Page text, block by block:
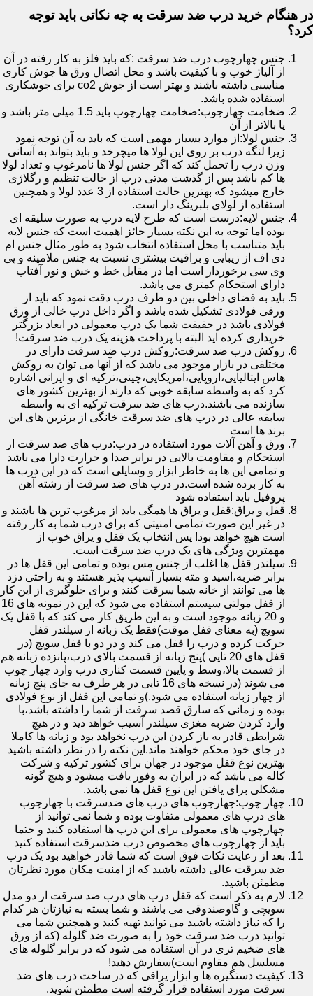
در هنگام خرید درب ضد سرقت به چه نکاتی باید توجه
کرد؟
جنس چهارچوب درب ضد سرقت :که باید فلز به کار رفته در آن
از آلیاژ خوب و با کیفیت باشد و محل اتصال ورق ها جوش کاری
مناسبی داشته باشند و بهتر است از جوش co2 برای جوشکاری
استفاده شده باشد.
ضخامت چهارچوب:ضخامت چهارچوب باید 1.5 میلی متر باشد و
یا بالاتر از آن
جنس لولا:از موارد بسیار مهمی است که باید به آن توجه نمود
زیرا لنگه درب بر روی این لولا ها میچرخد و باید بتواند به آسانی
وزن درب را تحمل کند که اگر جنس لولا ها نامرغوب و تعداد لولا
ها کم باشد پس از گذشت مدتی درب از حالت تنظیم و رگلاژی
خارج میشود که بهترین حالت استفاده از 3 عدد لولا و همچنین
استفاده از لولای بلبرینگ دار است.
جنس لایه:درست است که طرح لایه درب به صورت سلیقه ای
بوده اما توجه به این نکته بسیار حائز اهمیت است که جنس لایه
باید متناسب با محل استفاده انتخاب شود به طور مثال جنس ام
دی اف از زیبایی و براقیت بیشتری نسبت به جنس ملامینه و پی
وی سی برخوردار است اما در مقابل خط و خش و نور آفتاب
دارای استحکام کمتری می باشد.
باید به فضای داخلی بین دو طرف درب دقت نمود که باید از
ورقی فولادی تشکیل شده باشد و اگر داخل درب خالی از ورق
فولادی باشد در حقیقت شما یک درب معمولی در ابعاد بزرگتر
خریداری کرده اید البته با پرداخت هزینه یک درب ضد سرقت!
روکش درب ضد سرقت:روکش درب ضد سرقت دارای در
مختلفی در بازار موجود می باشد که از آنها می توان به روکش
هاس ایتالیایی،اروپایی،آمریکایی،چینی،ترکیه ای و ایرانی اشاره
کرد که به واسطه سابقه خوبی که دارند از بهترین کشور های
سازنده می باشند.درب های ضد سرقت ترکیه ای به واسطه
سابقه عالی در درب های ضد سرقت خانگی از برترین های این
برند ها است
ورق و آهن آلات مورد استفاده در درب:درب های ضد سرقت از
استحکام و مقاومت بالایی در برابر صدا و حرارت دارا می باشد
و تمامی این ها به خاطر ابزار و وسایلی است که در این درب ها
به کار برده شده است.در درب های ضد سرقت از رشته آهن
پروفیل باید استفاده شود
قفل و یراق:قفل و یراق ها همگی باید از مرغوب ترین ها باشند و
در غیر این صورت تمامی امنیتی که برای درب شما به کار رفته
است هیچ خواهد بود! پس انتخاب یک قفل و یراق خوب از
مهمترین ویژگی های یک درب ضد سرقت است.
سیلندر قفل ها اغلب از جنس مس بوده و تمامی این قفل ها در
برابر ضربه،اسید و مته بسیار آسیب پذیر هستند و به راحتی دزد
ها می توانند از خانه شما سرقت کنند و برای جلوگیری از این کار
از قفل مولتی سیستم استفاده می شود که این در نمونه های 16
و 20 زبانه موجود است و به این طریق کار می کند که با قفل یک
سویچ (به معنای قفل موقت)فقط یک زبانه از سیلندر قفل
حرکت کرده و درب را قفل می کند و در دو با قفل سویچ (در
قفل های 20 تایی )پنج زبانه از قسمت بالای درب،پانزده زبانه هم
از قسمت بالا،وسط و پایین قسمت کناری درب وارد چهار چوب
می شوند (در نسخه های 16 تایی در هر طرف به جای پنج زبانه
از چهار زبانه استفاده می شود.)و تمامی این قفل از نوع فولادی
بوده و زمانی که سارق قصد سرقت از شما را داشته باشد،با
وارد کردن ضربه مغزی سیلندر آسیب خواهد دید و در هیچ
شرایطی قادر به باز کردن این درب نخواهد بود و زبانه ها کاملا
در جای خود محکم خواهند ماند.این نکته را در نظر داشته باشید
بهترین نوع قفل موجود در جهان برای کشور ترکیه و شرکت
کاله می باشد که در ایران به وفور یافت میشود و هیچ گونه
مشکلی برای یافتن این نوع قفل ها نمی باشد.
چهار چوب:چهارچوب های درب های ضدسرقت با چهارچوب
های درب های معمولی متفاوت بوده و شما نمی توانید از
چهارچوب های معمولی برای این درب ها استفاده کنید و حتما
باید از چهارچوب های مخصوص درب ضدسرقت استفاده کنید
بعد از رعایت نکات فوق است که شما قادر خواهید بود یک درب
ضد سرقت عالی داشته باشید که از امنیت مکان مورد نظرتان
مطمئن باشید.
لازم به ذکر است که قفل درب های درب ضد سرقت از دو مدل
سویچی و گاوصندوقی می باشند و شما بسته به نیازتان هر کدام
را که نیاز داشته باشید می توانید تهیه کنید و همچنین شما می
توانید درب ضد سرقت خود را به صورت ضد گلوله (که از ورق
های ضخیم تری در آن استفاده می شود که در برابر گلوله های
مسلسل هم مقاوم است)سفارش دهید!
کیفیت دستگیره ها و ابزار یراقی که در ساخت درب های ضد
سرقت مورد استفاده قرار گرفته است مطمئن شوید.